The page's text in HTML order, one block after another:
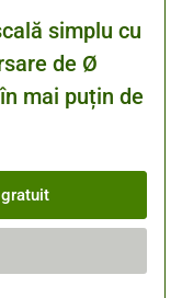
simplu cu
de Ø
mai puțin de